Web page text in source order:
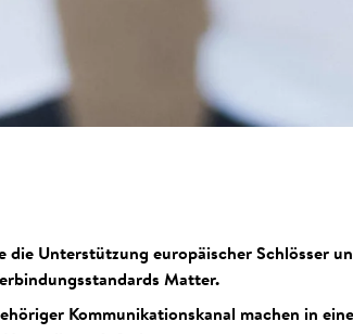
Unterstützung europäischer Schlösser
Matter.
Kommunikationskanal machen in